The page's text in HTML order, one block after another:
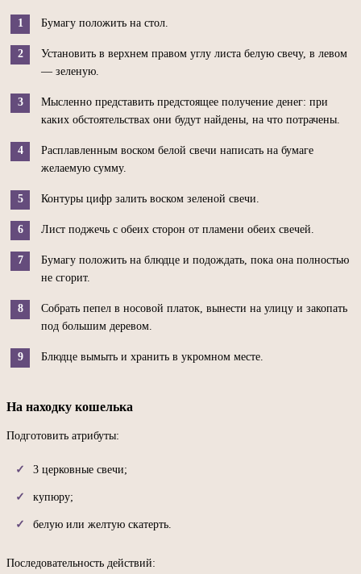
Бумагу положить на стол.
Установить в верхнем правом углу листа белую свечу, в левом
— зеленую.
Мысленно представить предстоящее получение денег: при
каких обстоятельствах они будут найдены, на что потрачены.
Расплавленным воском белой свечи написать на бумаге
желаемую сумму.
Контуры цифр залить воском зеленой свечи.
Лист поджечь с обеих сторон от пламени обеих свечей.
Бумагу положить на блюдце и подождать, пока она полностью
не сгорит.
Собрать пепел в носовой платок, вынести на улицу и закопать
под большим деревом.
Блюдце вымыть и хранить в укромном месте.
На находку кошелька
Подготовить атрибуты:
3 церковные свечи;
купюру;
белую или желтую скатерть.
Последовательность действий: